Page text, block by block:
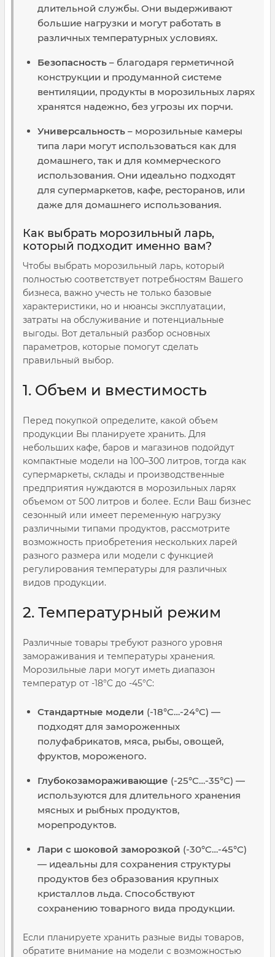
длительной службы. Они выдерживают
большие нагрузки и могут работать в
различных температурных условиях.
Безопасность – благодаря герметичной
конструкции и продуманной системе
вентиляции, продукты в морозильных ларях
хранятся надежно, без угрозы их порчи.
Универсальность – морозильные камеры
типа лари могут использоваться как для
домашнего, так и для коммерческого
использования. Они идеально подходят
для супермаркетов, кафе, ресторанов, или
даже для домашнего использования.
Как выбрать морозильный ларь,
который подходит именно вам?
Чтобы выбрать морозильный ларь, который
полностью соответствует потребностям Вашего
бизнеса, важно учесть не только базовые
характеристики, но и нюансы эксплуатации,
затраты на обслуживание и потенциальные
выгоды. Вот детальный разбор основных
параметров, которые помогут сделать
правильный выбор.
1. Объем и вместимость
Перед покупкой определите, какой объем
продукции Вы планируете хранить. Для
небольших кафе, баров и магазинов подойдут
компактные модели на 100–300 литров, тогда как
супермаркеты, склады и производственные
предприятия нуждаются в морозильных ларях
объемом от 500 литров и более. Если Ваш бизнес
сезонный или имеет переменную нагрузку
различными типами продуктов, рассмотрите
возможность приобретения нескольких ларей
разного размера или модели с функцией
регулирования температуры для различных
видов продукции.
2. Температурный режим
Различные товары требуют разного уровня
замораживания и температуры хранения.
Морозильные лари могут иметь диапазон
температур от -18°C до -45°C:
Стандартные модели (-18°C…-24°C) —
подходят для замороженных
полуфабрикатов, мяса, рыбы, овощей,
фруктов, мороженого.
Глубокозамораживающие (-25°C…-35°C) —
используются для длительного хранения
мясных и рыбных продуктов,
морепродуктов.
Лари с шоковой заморозкой (-30°C…-45°C)
— идеальны для сохранения структуры
продуктов без образования крупных
кристаллов льда. Способствуют
сохранению товарного вида продукции.
Если планируете хранить разные виды товаров,
обратите внимание на модели с возможностью